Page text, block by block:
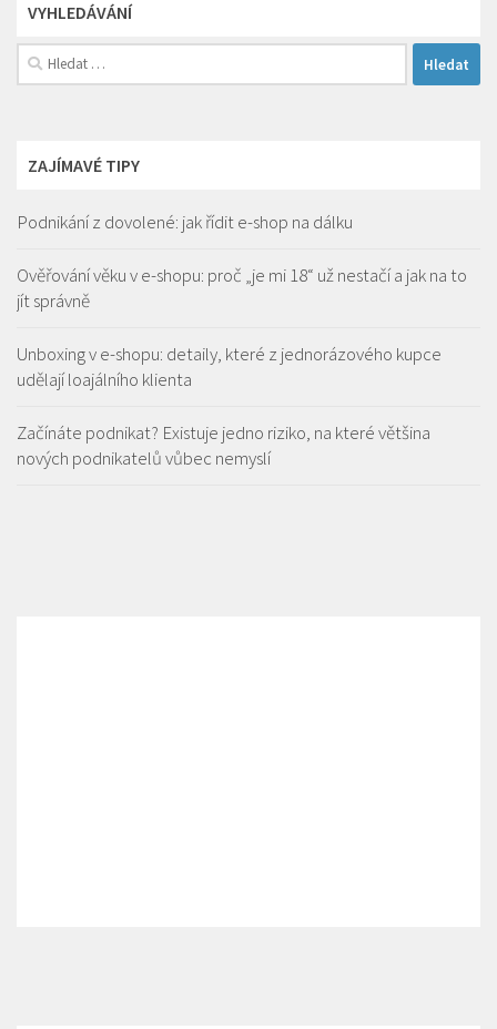
VYHLEDÁVÁNÍ
Vyhledávání
ZAJÍMAVÉ TIPY
Podnikání z dovolené: jak řídit e-shop na dálku
Ověřování věku v e-shopu: proč „je mi 18“ už nestačí a jak na to
jít správně
Unboxing v e-shopu: detaily, které z jednorázového kupce
udělají loajálního klienta
Začínáte podnikat? Existuje jedno riziko, na které většina
nových podnikatelů vůbec nemyslí